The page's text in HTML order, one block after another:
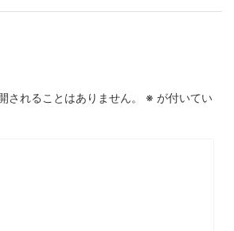
されることはありません。 ※ が付いてい